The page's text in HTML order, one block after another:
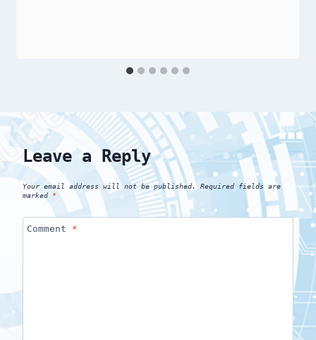
Leave a Reply
Your email address will not be published.
Required fields are
marked *
Comment *